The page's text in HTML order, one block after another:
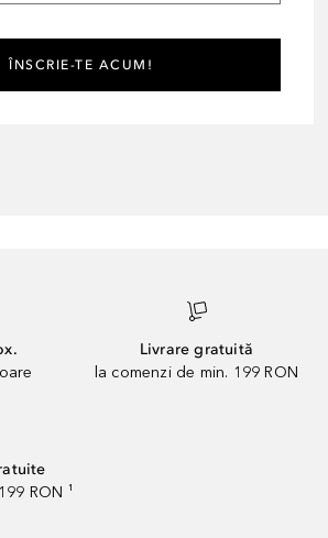
ÎNSCRIE-TE ACUM!
Livrare gratuită
la comenzi de min. 199 RON
RON ¹